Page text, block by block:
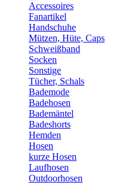
Accessoires
Fanartikel
Handschuhe
Mützen, Hüte, Caps
Schweißband
Socken
Sonstige
Tücher, Schals
Bademode
Badehosen
Bademäntel
Badeshorts
Hemden
Hosen
kurze Hosen
Laufhosen
Outdoorhosen